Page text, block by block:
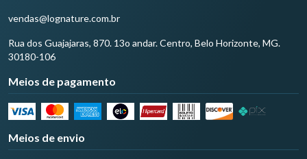
vendas@lognature.com.br
Rua dos Guajajaras, 870. 13o andar. Centro, Belo Horizonte, MG.
30180-106
Meios de pagamento
Meios de envio